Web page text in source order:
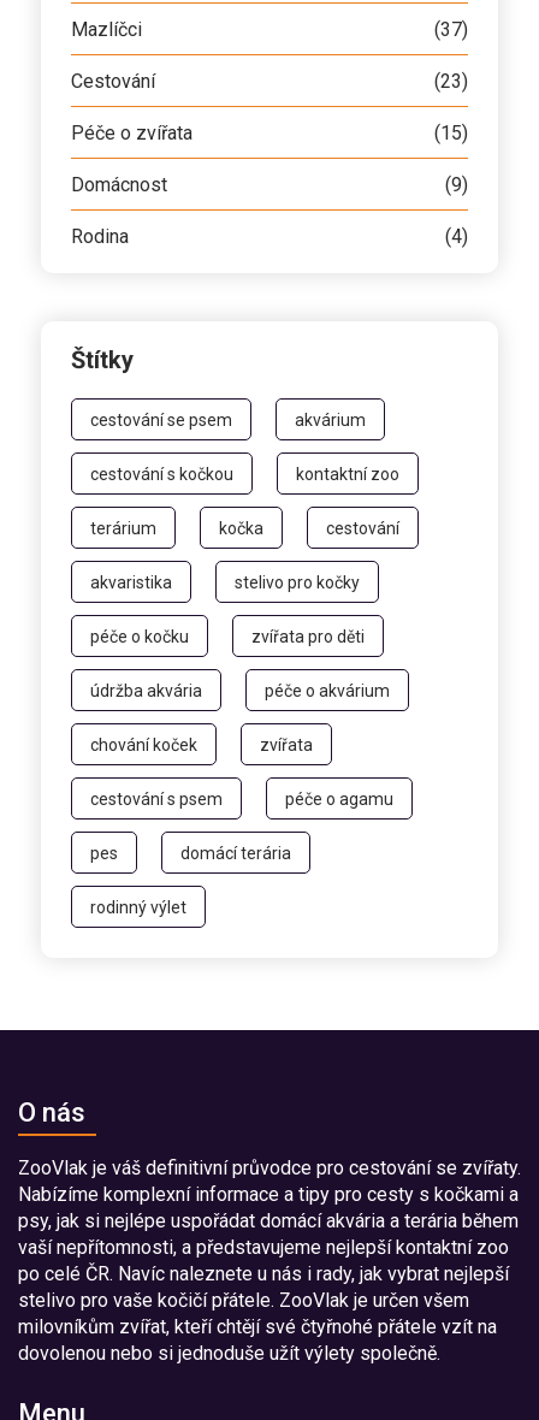
Mazlíčci (37)
Cestování (23)
Péče o zvířata (15)
Domácnost (9)
Rodina (4)
Štítky
cestování se psem akvárium
cestování s kočkou kontaktní zoo
terárium kočka cestování
akvaristika stelivo pro kočky
péče o kočku zvířata pro děti
údržba akvária péče o akvárium
chování koček zvířata
cestování s psem péče o agamu
pes domácí terária
rodinný výlet
O nás
ZooVlak je váš definitivní průvodce pro cestování se zvířaty.
Nabízíme komplexní informace a tipy pro cesty s kočkami a
psy, jak si nejlépe uspořádat domácí akvária a terária během
vaší nepřítomnosti, a představujeme nejlepší kontaktní zoo
po celé ČR. Navíc naleznete u nás i rady, jak vybrat nejlepší
stelivo pro vaše kočičí přátele. ZooVlak je určen všem
milovníkům zvířat, kteří chtějí své čtyřnohé přátele vzít na
dovolenou nebo si jednoduše užít výlety společně.
Menu